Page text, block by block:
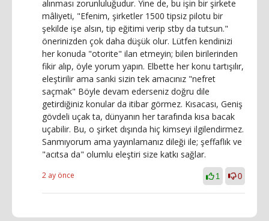
alınması zorunluluğudur. Yine de, bu işin bir şirkete
mâliyeti, "Efenim, şirketler 1500 tipsiz pilotu bir
şekilde işe alsın, tip eğitimi verip stby da tutsun."
önerinizden çok daha düşük olur. Lütfen kendinizi
her konuda "otorite" ilan etmeyin; bilen birilerinden
fikir alıp, öyle yorum yapın. Elbette her konu tartışılır,
eleştirilir ama sanki sizin tek amacınız "nefret
saçmak" Böyle devam ederseniz doğru dile
getirdiğiniz konular da itibar görmez. Kısacası, Geniş
gövdeli uçak ta, dünyanın her tarafında kısa bacak
uçabilir. Bu, o şirket dışında hiç kimseyi ilgilendirmez.
Sanmıyorum ama yayınlamanız dileği ile; şeffaflık ve
"acıtsa da" olumlu eleştiri size katkı sağlar.
2 ay önce 1 0